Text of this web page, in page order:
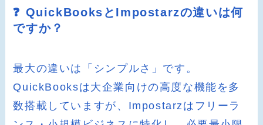
❓ QuickBooksとImpostarzの違いは何
ですか？
最大の違いは「シンプルさ」です。
QuickBooksは大企業向けの高度な機能を多
数搭載していますが、Impostarzはフリーラ